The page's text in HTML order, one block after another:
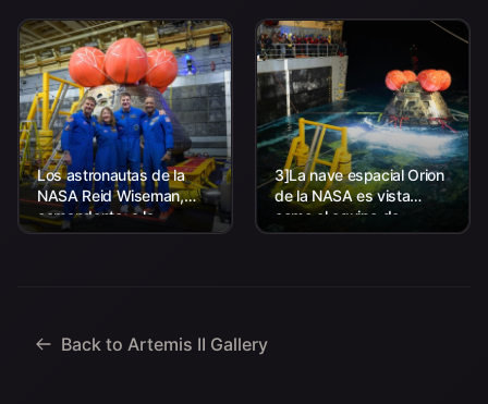
Los astronautas de la
NASA Reid Wiseman,
comandante; a la
izquierda, Christina Koch,
Hansen, especialista en
3]La nave espacial Orion
de la NASA es vista
como el equipo de
Aterrizaje y Recuperación
Back to Artemis II Gallery